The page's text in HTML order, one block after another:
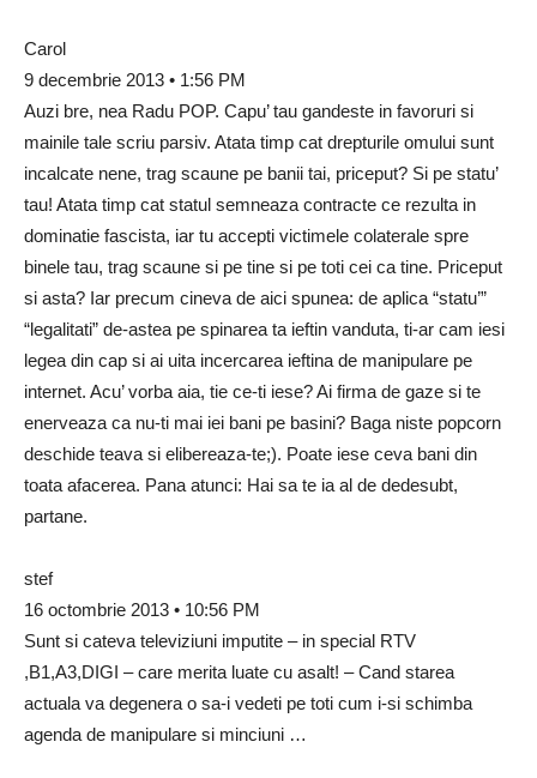
Carol
9 decembrie 2013 • 1:56 PM
Auzi bre, nea Radu POP. Capu’ tau gandeste in favoruri si
mainile tale scriu parsiv. Atata timp cat drepturile omului sunt
incalcate nene, trag scaune pe banii tai, priceput? Si pe statu’
tau! Atata timp cat statul semneaza contracte ce rezulta in
dominatie fascista, iar tu accepti victimele colaterale spre
binele tau, trag scaune si pe tine si pe toti cei ca tine. Priceput
si asta? Iar precum cineva de aici spunea: de aplica “statu’”
“legalitati” de-astea pe spinarea ta ieftin vanduta, ti-ar cam iesi
legea din cap si ai uita incercarea ieftina de manipulare pe
internet. Acu’ vorba aia, tie ce-ti iese? Ai firma de gaze si te
enerveaza ca nu-ti mai iei bani pe basini? Baga niste popcorn
deschide teava si elibereaza-te;). Poate iese ceva bani din
toata afacerea. Pana atunci: Hai sa te ia al de dedesubt,
partane.
stef
16 octombrie 2013 • 10:56 PM
Sunt si cateva televiziuni imputite – in special RTV
,B1,A3,DIGI – care merita luate cu asalt! – Cand starea
actuala va degenera o sa-i vedeti pe toti cum i-si schimba
agenda de manipulare si minciuni …